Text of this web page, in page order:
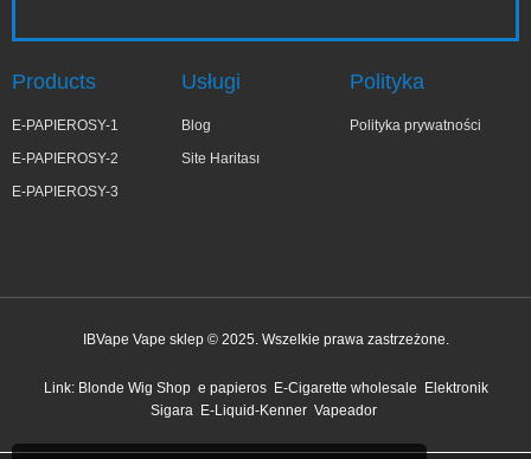
Products
E-PAPIEROSY-1
E-PAPIEROSY-2
E-PAPIEROSY-3
Usługi
Blog
Site Haritası
Polityka
Polityka prywatności
IBVape Vape sklep © 2025. Wszelkie prawa zastrzeżone.
Link: Blonde Wig Shop e papieros E-Cigarette wholesale
Elektronik
Sigara E-Liquid-Kenner Vapeador
niedawno kupiony